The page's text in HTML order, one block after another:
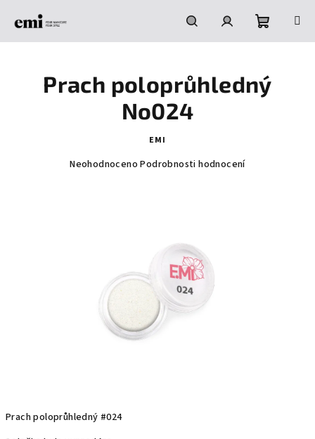
HledatPřihlášeníNákupní
košík
Prach poloprůhledný #024
Prach poloprůhledný
No024
EMI
Průměrné
Neohodnoceno Podrobnosti hodnocení